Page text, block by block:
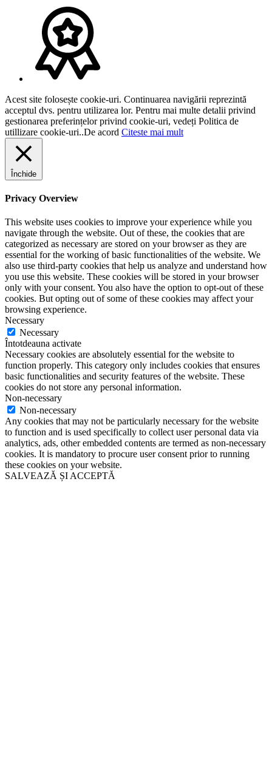
Acest site folosește cookie-uri. Continuarea navigării reprezintă
acceptul dvs. pentru utilizarea lor. Pentru mai multe detalii privind
gestionarea preferințelor privind cookie-uri, vedeți Politica de
utillizare cookie-uri..De acord Citeste mai mult
Închide
Privacy Overview
This website uses cookies to improve your experience while you
navigate through the website. Out of these, the cookies that are
categorized as necessary are stored on your browser as they are
essential for the working of basic functionalities of the website. We
also use third-party cookies that help us analyze and understand how
you use this website. These cookies will be stored in your browser
only with your consent. You also have the option to opt-out of these
cookies. But opting out of some of these cookies may affect your
browsing experience.
Necessary
Necessary
Întotdeauna activate
Necessary cookies are absolutely essential for the website to
function properly. This category only includes cookies that ensures
basic functionalities and security features of the website. These
cookies do not store any personal information.
Non-necessary
Non-necessary
Any cookies that may not be particularly necessary for the website
to function and is used specifically to collect user personal data via
analytics, ads, other embedded contents are termed as non-necessary
cookies. It is mandatory to procure user consent prior to running
these cookies on your website.
SALVEAZĂ ȘI ACCEPTĂ